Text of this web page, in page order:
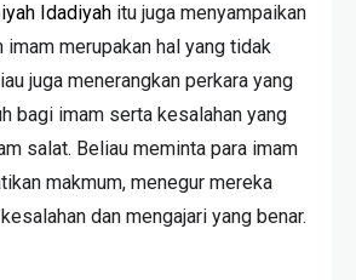
Idadiyah itu juga menyampaikan
imam merupakan hal yang tidak
juga menerangkan perkara yang
bagi imam serta kesalahan yang
salat. Beliau meminta para imam
makmum, menegur mereka
dan mengajari yang benar.